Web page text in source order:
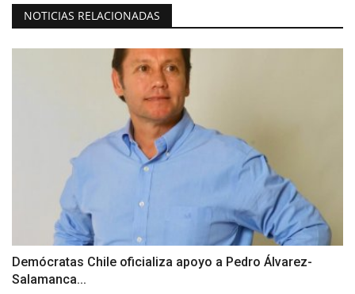
NOTICIAS RELACIONADAS
Demócratas Chile oficializa apoyo a Pedro Álvarez-
Salamanca...